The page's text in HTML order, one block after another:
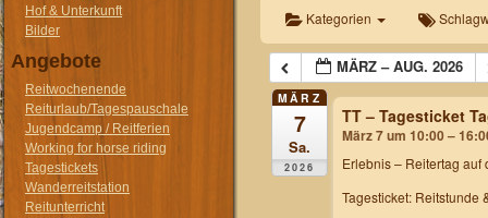
Hof & Unterkunft
Bilder
Angebote
Reitwochenende
Reiturlaub/Tagespauschale
Jugendcamp / Reitferien
Working for horse riding
Tagestickets
Wanderreitstation
Reitunterricht
Kategorien
MÄRZ – AUG. 2026
MÄRZ
7
Sa.
2026
TT – Tagesticket
März 7 um 10:00 –
Erlebnis – Reitertag auf
Tagesticket: Reitstunde